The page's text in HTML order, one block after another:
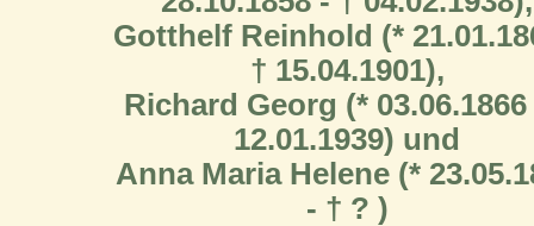
Gotthelf Reinhold (*
† 15.04.1901),
Richard Georg (* 03.06.1866
12.01.1939) und
Anna Maria Helene (*
- † ? )